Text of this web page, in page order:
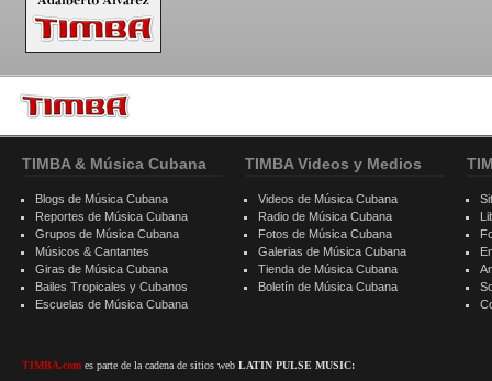
TIMBA & Música Cubana
Blogs de Música Cubana
Reportes de Música Cubana
Grupos de Música Cubana
Músicos & Cantantes
Giras de Música Cubana
Bailes Tropicales y Cubanos
Escuelas de Música Cubana
TIMBA.com es parte de la cadena de sitios web LATIN PULSE MUSIC:
TIMBA Videos y Medios
Videos de Música Cubana
Radio de Música Cubana
Fotos de Música Cubana
Galerias de Música Cubana
Tienda de Música Cubana
Boletín de Música Cubana